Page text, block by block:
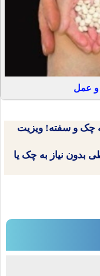
و عمل
چک و سفته! ویزیت
بدون نیاز به چک یا